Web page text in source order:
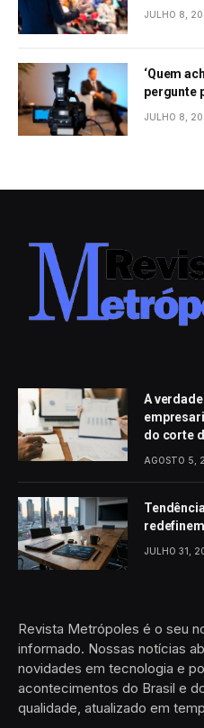
JULHO 8,
‘Quem
pergunte
JULHO 8,
A
do corte
AGOSTO 5,
JULHO 31,
Revista Metrópoles é o seu
informado. Nossas notícias
novidades em tecnologia e
acontecimentos do Brasil e
qualidade, atualizado em